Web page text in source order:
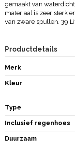
gemaakt van
materiaal is zeer sterk
van zware spullen. 39
Productdetails
Merk
Kleur
Type
Inclusief regenhoes
Duurzaam